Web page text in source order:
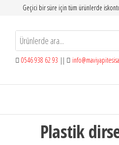
Geçici bir süre için tüm ürünlerde
0546 938 62 93 ||
Plastik